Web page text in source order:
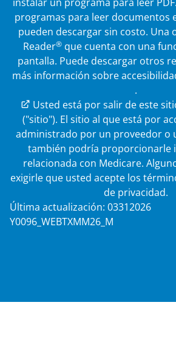
programas para leer documentos
pueden descargar sin costo. Una
Reader®que cuenta con una
pantalla. Puede descargar otros
más información sobre
.
Enlace externo
Usted está por salir de este
("sitio"). El sitio al que está por
administrado por un proveedor o
también podría proporcionarle
relacionada con Medicare.
exigirle que usted acepte los
de privacidad.
Última actualización: 03312026
Y0096_WEBTXMM26_M